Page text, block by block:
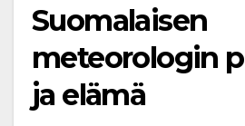
Suomalaisen
meteorologin
ja elämä